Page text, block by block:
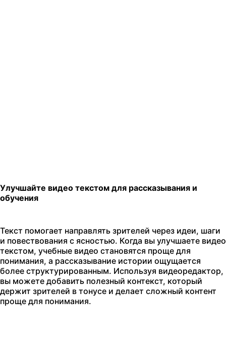
Улучшайте видео текстом для рассказывания и
обучения
Текст помогает направлять зрителей через идеи, шаги
и повествования с ясностью. Когда вы улучшаете видео
текстом, учебные видео становятся проще для
понимания, а рассказывание истории ощущается
более структурированным. Используя видеоредактор,
вы можете добавить полезный контекст, который
держит зрителей в тонусе и делает сложный контент
проще для понимания.